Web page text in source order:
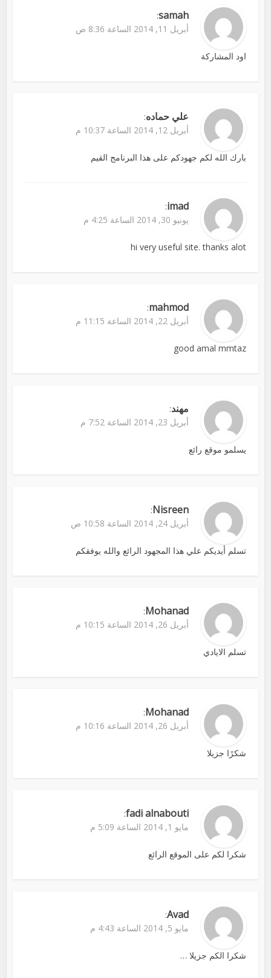
samah
:
أبريل 11, 2014 الساعة 8:36 ص
اود المشاركة
علي حماده:
أبريل 12, 2014 الساعة 10:37 م
بارك الله لكم جهودكم على هذا البرنامج القيم
imad
:
يونيو 30, 2014 الساعة 4:25 م
hi very useful site. thanks alot
mahmod
:
أبريل 22, 2014 الساعة 11:15 م
good amal mmtaz
مهند:
أبريل 23, 2014 الساعة 7:52 م
يسلمو موقع رائع
Nisreen
:
أبريل 24, 2014 الساعة 10:58 ص
تسلم أيديكم علي هذا المجهود الرائع والله يوفقكم
Mohanad
:
أبريل 26, 2014 الساعة 10:15 م
تسلم الايادي
Mohanad
:
أبريل 26, 2014 الساعة 10:16 م
شكرًا جزيلا
fadi alnabouti
:
مايو 1, 2014 الساعة 5:09 م
شكرا لكم على الموقع الرائع
Avad
:
مايو 5, 2014 الساعة 4:43 م
شكرا الكم جزيلا …